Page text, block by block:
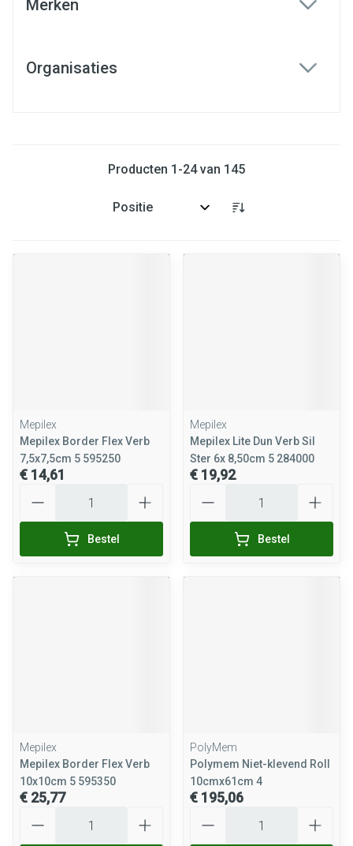
Merken
Organisaties
Producten 1 -24van 145
Sorteer op:
Mepilex
Mepilex Border Flex Verb
7,5x7,5cm 5 595250
€ 14,61
Bestel
Mepilex
Mepilex Lite Dun Verb Sil
Ster 6x 8,50cm 5 284000
€ 19,92
Bestel
Mepilex
Mepilex Border Flex Verb
10x10cm 5 595350
€ 25,77
PolyMem
Polymem Niet-klevend Roll
10cmx61cm 4
€ 195,06